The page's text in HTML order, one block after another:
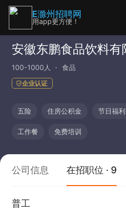
安徽东鹏食品饮料有
100-1000人 食品
企业认证
五险 住房公积金 节日福利
工作餐 免费培训
公司信息 在招职位 · 9
普工
E滁州招聘网
用app更方便！